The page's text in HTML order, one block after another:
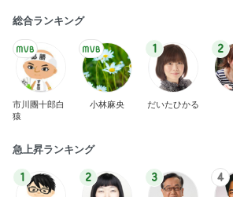
総合ランキング
市川團十郎白
猿
小林麻央
1
だいたひかる
2
急上昇ランキング
1 2 3 4